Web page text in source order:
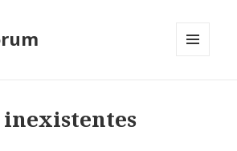
inexistentes